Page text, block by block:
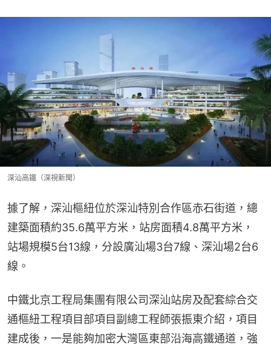
深汕高鐵（深視新聞）
據了解，深汕樞紐位於深汕特別合作區赤石街道，總
建築面積約35.6萬平方米，站房面積4.8萬平方米，
站場規模5台13線，分設廣汕場3台7線、深汕場2台6
線。
中鐵北京工程局集團有限公司深汕站房及配套綜合交
通樞紐工程項目部項目副總工程師張振東介紹，項目
建成後，一是能夠加密大灣區東部沿海高鐵通道，強